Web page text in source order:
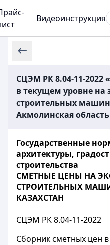
Видеоинструкция
СЦЭМ РК 8.04-11-2022
в текущем уровне на
строительных
Акмолинская
Государственные
архитектуры,
строительства
СМЕТНЫЕ ЦЕНЫ НА
СТРОИТЕЛЬНЫХ
КАЗАХСТАН
СЦЭМ РК 8.04-11-2022
Сборник сметных цен